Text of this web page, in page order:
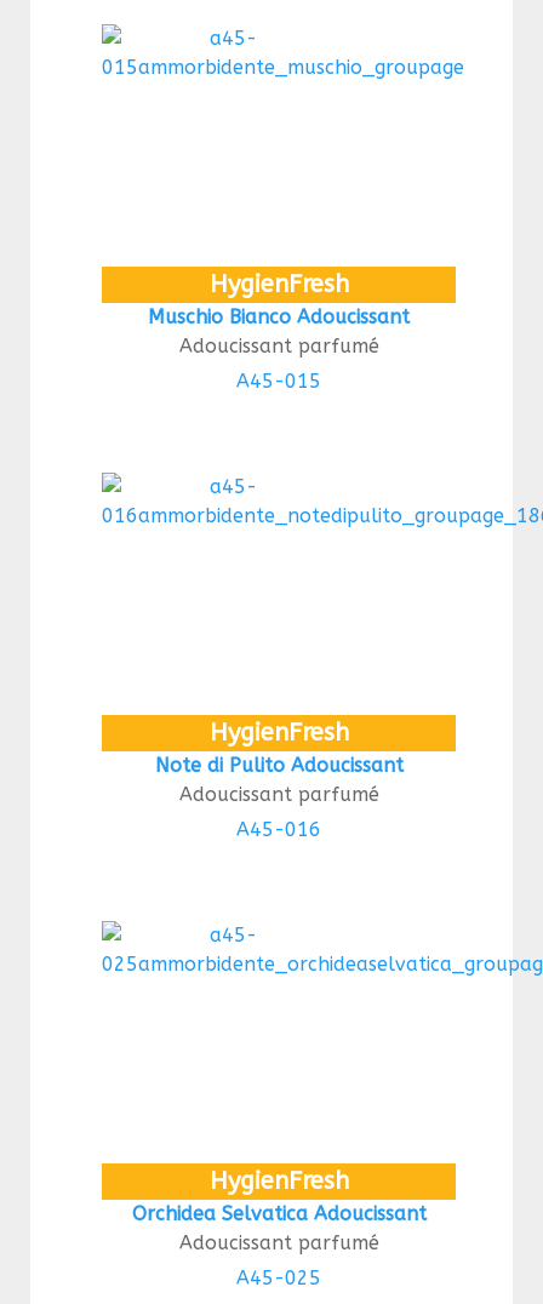
HygienFresh
Muschio Bianco Adoucissant
Adoucissant parfumé
A45-015
HygienFresh
Note di Pulito Adoucissant
Adoucissant parfumé
A45-016
HygienFresh
Orchidea Selvatica Adoucissant
Adoucissant parfumé
A45-025